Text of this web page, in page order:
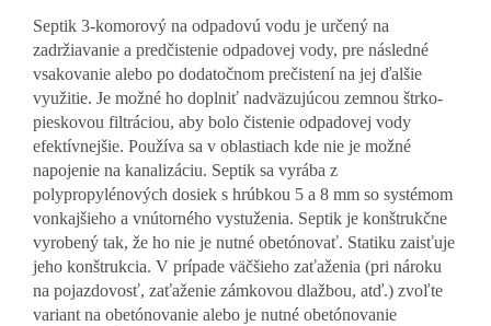
Septik 3-komorový na odpadovú vodu je určený na
zadržiavanie a predčistenie odpadovej vody, pre následné
vsakovanie alebo po dodatočnom prečistení na jej ďalšie
využitie. Je možné ho doplniť nadväzujúcou zemnou štrko-
pieskovou filtráciou, aby bolo čistenie odpadovej vody
efektívnejšie. Používa sa v oblastiach kde nie je možné
napojenie na kanalizáciu. Septik sa vyrába z
polypropylénových dosiek s hrúbkou 5 a 8 mm so systémom
vonkajšieho a vnútorného vystuženia. Septik je konštrukčne
vyrobený tak, že ho nie je nutné obetónovať. Statiku zaisťuje
jeho konštrukcia. V prípade väčšieho zaťaženia (pri nároku
na pojazdovosť, zaťaženie zámkovou dlažbou, atď.) zvoľte
variant na obetónovanie alebo je nutné obetónovanie